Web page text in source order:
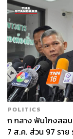
POLITICS
ก กลาง ฟันโกงสอ
7 ส.ค. ส่วน 97 ราย